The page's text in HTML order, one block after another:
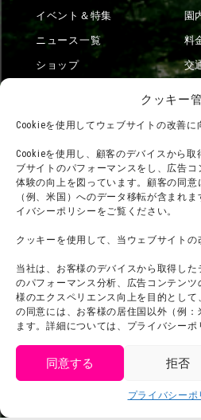
クッキー
Cookieを使用してウェブサイトの改善
Cookieを使用し、顧客のデバイスから
ブサイトのパフォーマンスをし、広告コ
体験の向上を図っています。顧客の同
（例、米国）へのデータ移転が含まれ
イバシーポリシーをご覧ください。
クッキーを使用して、当ウェブサイトの
当社は、お客様のデバイスから取得し
のパフォーマンス分析、広告コンテン
様のエクスペリエンス向上を目的として
の同意には、お客様の居住国以外（例
ます。詳細については、プライバシーポ
同意する 拒否
プライバシーポ
イベント＆特集
ニュース一覧
ショップ
園
料
交
団体利用について
お問い合わせ
利用規約
プライバシーポリシー
プレスリリース
メ
会
ス